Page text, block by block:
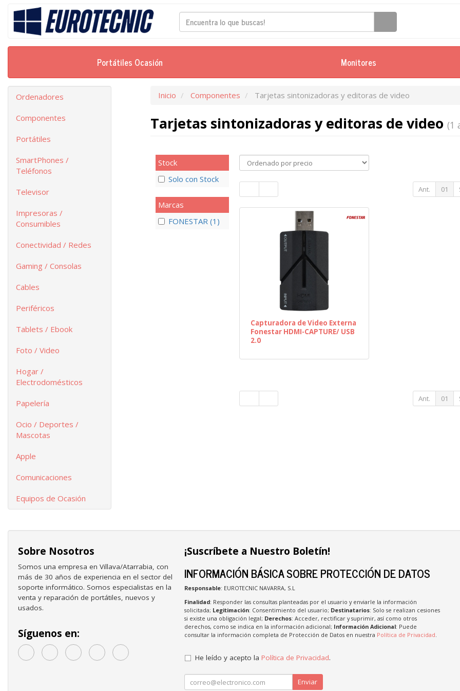
Portátiles Ocasión Monitores
Ordenadores
Componentes
Portátiles
SmartPhones /
Teléfonos
Televisor
Impresoras /
Consumibles
Conectividad / Redes
Gaming / Consolas
Cables
Periféricos
Tablets / Ebook
Foto / Video
Hogar /
Electrodomésticos
Papelería
Ocio / Deportes /
Mascotas
Apple
Comunicaciones
Equipos de Ocasión
Inicio Componentes Tarjetas sintonizadoras y editoras de video
Tarjetas sintonizadoras y editoras de video (1
Stock
Solo con Stock
Marcas
FONESTAR (1)
Ant. 01
Capturadora de Video Externa
Fonestar HDMI-CAPTURE/ USB
2.0
Ant. 01
Sobre Nosotros
Somos una empresa en Villava/Atarrabia, con
más de 30 años de experiencia en el sector del
soporte informático. Somos especialistas en la
venta y reparación de portátiles, nuevos y
usados.
Síguenos en:
¡Suscríbete a Nuestro Boletín!
INFORMACIÓN BÁSICA SOBRE PROTECCIÓN DE DATOS
Responsable: EUROTECNIC NAVARRA, S.L
Finalidad: Responder las consultas planteadas por el usuario y enviarle la información
solicitada; Legitimación: Consentimiento del usuario; Destinatarios: Solo se realizan cesiones
si existe una obligación legal; Derechos: Acceder, rectificar y suprimir, así como otros
derechos, como se indica en la información adicional; Información Adicional: Puede
consultar la información completa de Protección de Datos en nuestra Política de Privacidad
He leído y acepto la Política de Privacidad.
Enviar